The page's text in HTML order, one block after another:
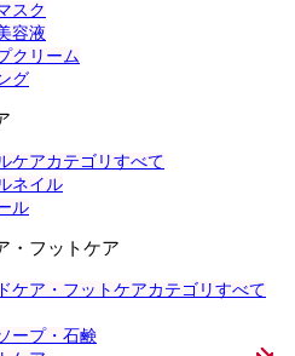
スク
容液
クリーム
グ
ケアカテゴリすべて
ネイル
ル
・フットケア
ケア・フットケアカテゴリすべて
ープ・石鹸